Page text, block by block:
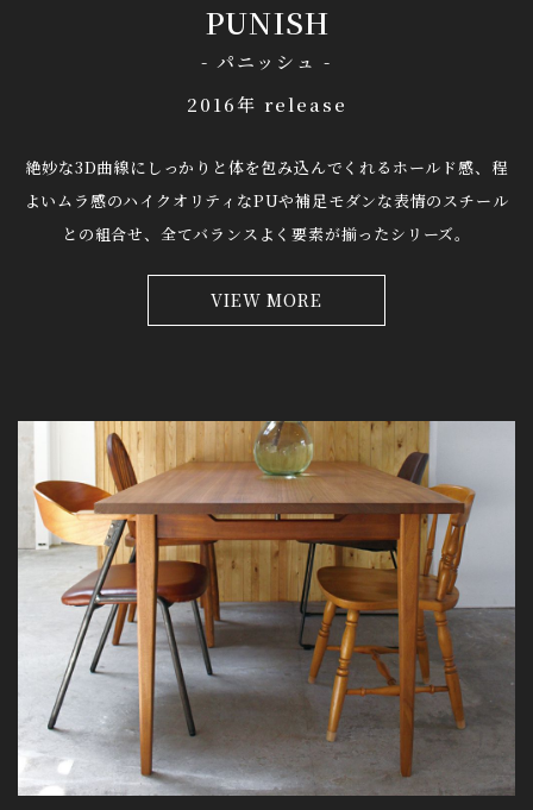
PUNISH
- パニッシュ -
2016年 release
絶妙な3D曲線にしっかりと体を包み込んでくれるホールド感、 程
よいムラ感のハイクオリティなPUや補足モダンな表情のスチール
との組合せ、 全てバランスよく要素が揃ったシリーズ。
VIEW MORE